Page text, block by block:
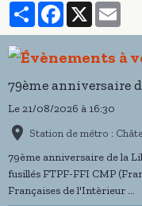
PartagerFacebook
X
79ème anniversaire
Le 21/08/2026 à 16:30
Station de métro :
79ème anniversaire de la
fusillés FTPF-FFI CMP
Françaises de l'Intèrieur ...